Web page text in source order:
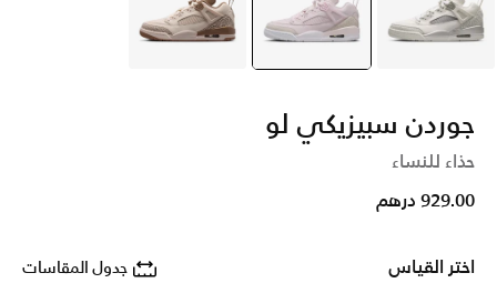
أبيض selected
وردي أبيض
جوردن سبيزيكي لو
حذاء للنساء
929.00 درهم
اختر القياس جدول المقاسات